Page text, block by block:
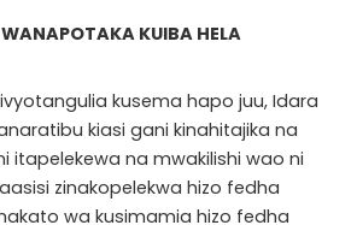
KUIBA HELA
kusema hapo juu, Idara
kiasi gani kinahitajika na
itapelekewa na mwakilishi wao ni
zinakopelekwa hizo fedha
wa kusimamia hizo fedha